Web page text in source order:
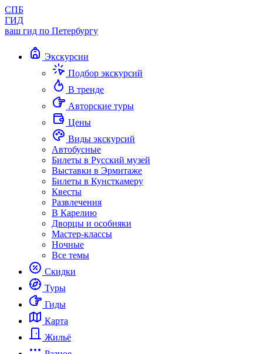
СПБ
ГИД
ваш гид по Петербургу
Экскурсии
Подбор экскурсий
В тренде
Авторские туры
Цены
Виды экскурсий
Автобусные
Билеты в Русский музей
Выставки в Эрмитаже
Билеты в Кунсткамеру
Квесты
Развлечения
В Карелию
Дворцы и особняки
Мастер-классы
Ночные
Все темы
Скидки
Туры
Гиды
Карта
Жильё